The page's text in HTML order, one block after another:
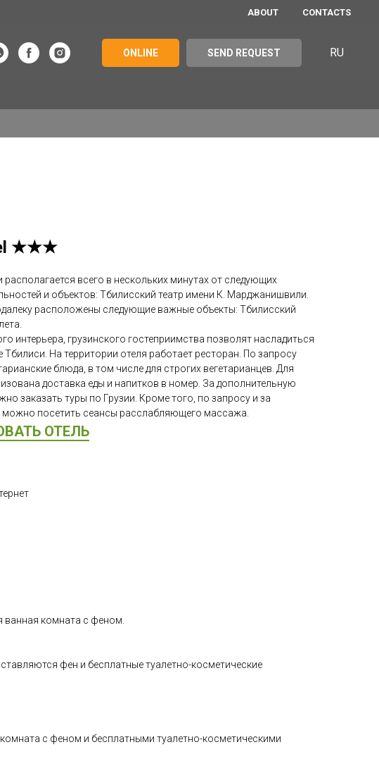
ABOUT CONTACTS
ONLINE SEND REQUEST RU
★★★
располагается всего в нескольких минутах от следующих
и объектов: Тбилисский театр имени К. Марджанишвили.
расположены следующие важные объекты: Тбилисский
интерьера, грузинского гостеприимства позволят насладиться
Тбилиси. На территории отеля работает ресторан. По запросу
блюда, в том числе для строгих вегетарианцев. Для
доставка еды и напитков в номер. За дополнительную
заказать туры по Грузии. Кроме того, по запросу и за
можно посетить сеансы расслабляющего массажа.
ОТЕЛЬ
ванная комната с феном.
фен и бесплатные туалетно-косметические
с феном и бесплатными туалетно-косметическими